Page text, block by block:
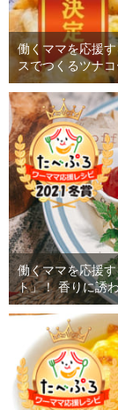
働くママを応援
スでつくるツナ
働くママを応援
ト」！ 香りに誘